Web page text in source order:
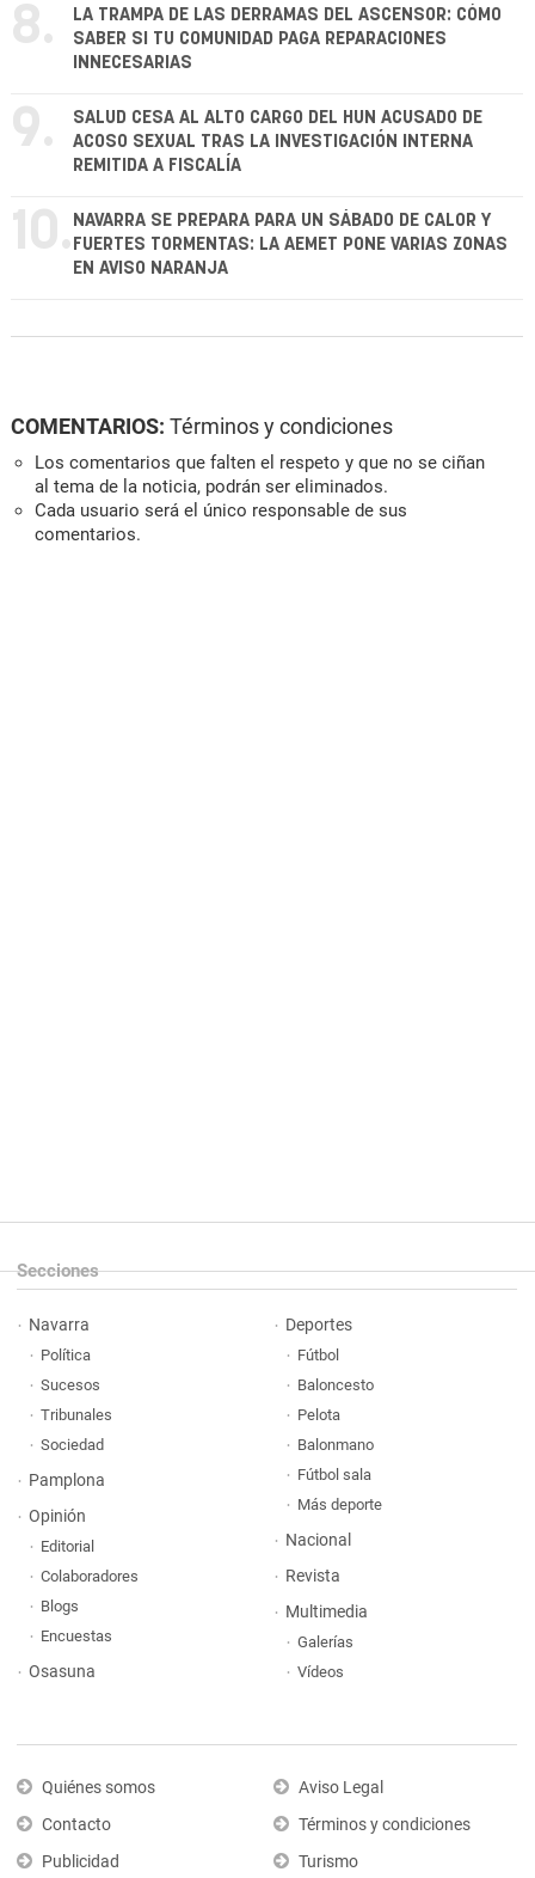
8.
LA TRAMPA DE LAS DERRAMAS DEL ASCENSOR: CÓMO
SABER SI TU COMUNIDAD PAGA REPARACIONES
INNECESARIAS
9.
SALUD CESA AL ALTO CARGO DEL HUN ACUSADO DE
ACOSO SEXUAL TRAS LA INVESTIGACIÓN INTERNA
REMITIDA A FISCALÍA
10. NAVARRA SE PREPARA PARA UN SÁBADO DE CALOR Y
FUERTES TORMENTAS: LA AEMET PONE VARIAS ZONAS
EN AVISO NARANJA
COMENTARIOS: Términos y condiciones
Los comentarios que falten el respeto y que no se ciñan
al tema de la noticia, podrán ser eliminados.
Cada usuario será el único responsable de sus
comentarios.
Secciones
Navarra
Política
Sucesos
Tribunales
Sociedad
Pamplona
Opinión
Editorial
Colaboradores
Blogs
Encuestas
Osasuna
Deportes
Fútbol
Baloncesto
Pelota
Balonmano
Fútbol sala
Más deporte
Nacional
Revista
Multimedia
Galerías
Vídeos
Quiénes somos
Contacto
Publicidad
Aviso Legal
Términos y condiciones
Turismo